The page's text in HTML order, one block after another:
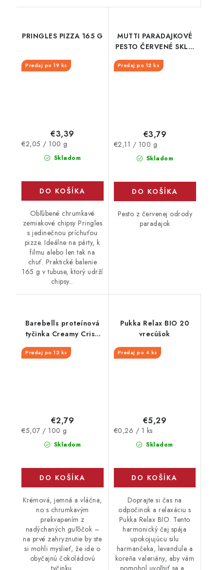
PRINGLES PIZZA 165 G
Predaj po 19 ks
Skladom
€3,39
Jednotková
€2,05 / 100 g
DO KOŠÍKA
Obľúbené chrumkavé
zemiakové chipsy Pringles
s jedinečnou príchuťou
pizze. Ideálne na párty, k
filmu alebo len tak na
chuť. Praktické balenie
165 g v tubuse, ktorý udrží
chipsy...
MUTTI PARADAJKOVÉ
PESTO ČERVENÉ SKLO
180G
Predaj po 12 ks
Skladom
€3,79
Jednotková
€2,11 / 100 g
DO KOŠÍKA
Pesto z červenej odrody
paradajok
Barebells proteínová
tyčinka Creamy Crisp
Predaj po 12 ks
Skladom
€2,79
Jednotková
€5,07 / 100 g
DO KOŠÍKA
Krémová, jemná a vláčna,
no s chrumkavým
prekvapením z
nadýchaných guľôčok –
na prvé zahryznutie by ste
si mohli myslieť, že ide o
obyčajnú čokoládovú
Pukka Relax BIO 20
vrecúšok
Predaj po 4 ks
Skladom
€5,29
Jednotková
€0,26 / 1 ks
DO KOŠÍKA
Doprajte si čas na
odpočinok a relaxáciu s
Pukka Relax BIO. Tento
harmonický čaj spája
upokojujúcu silu
harmančeka, levandule a
koreňa valeriány, aby vám